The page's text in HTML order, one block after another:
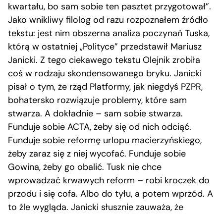
kwartału, bo sam sobie ten pasztet przygotował”.
Jako wnikliwy filolog od razu rozpoznałem źródło
tekstu: jest nim obszerna analiza poczynań Tuska,
którą w ostatniej „Polityce” przedstawił Mariusz
Janicki. Z tego ciekawego tekstu Olejnik zrobiła
coś w rodzaju skondensowanego bryku. Janicki
pisał o tym, że rząd Platformy, jak niegdyś PZPR,
bohatersko rozwiązuje problemy, które sam
stwarza. A dokładnie – sam sobie stwarza.
Funduje sobie ACTA, żeby się od nich odciąć.
Funduje sobie reformę urlopu macierzyńskiego,
żeby zaraz się z niej wycofać. Funduje sobie
Gowina, żeby go obalić. Tusk nie chce
wprowadzać krwawych reform – robi kroczek do
przodu i się cofa. Albo do tyłu, a potem wprzód. A
to źle wygląda. Janicki słusznie zauważa, że